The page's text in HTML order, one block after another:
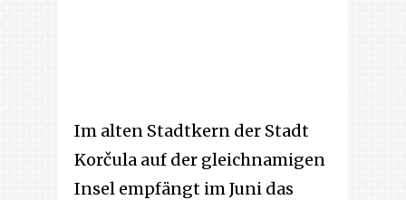
Im alten Stadtkern der Stadt
Korčula auf der gleichnamigen
Insel empfängt im Juni das